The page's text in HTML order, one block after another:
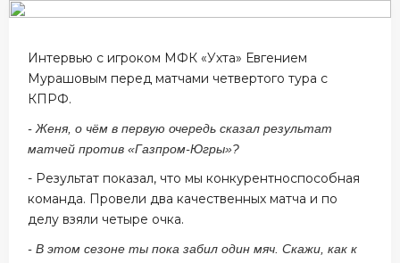
Интервью с игроком МФК «Ухта» Евгением
Мурашовым перед матчами четвертого тура с
КПРФ.
- Женя, о чём в первую очередь сказал результат
матчей против «Газпром-Югры»?
- Результат показал, что мы конкурентноспособная
команда. Провели два качественных матча и по
делу взяли четыре очка.
- В этом сезоне ты пока забил один мяч. Скажи, как к